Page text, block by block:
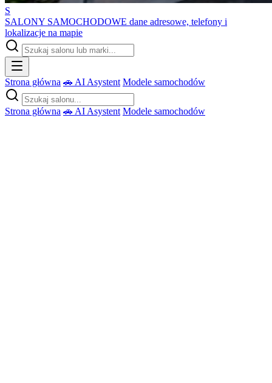
S
SALONY SAMOCHODOWE dane adresowe, telefony i
lokalizacje na mapie
Strona główna 🚗 AI Asystent Modele samochodów
Strona główna 🚗 AI Asystent Modele samochodów